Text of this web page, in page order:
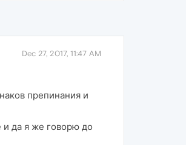
Dec 27, 2017, 11:47 AM
препинания и
и да я же говорю до